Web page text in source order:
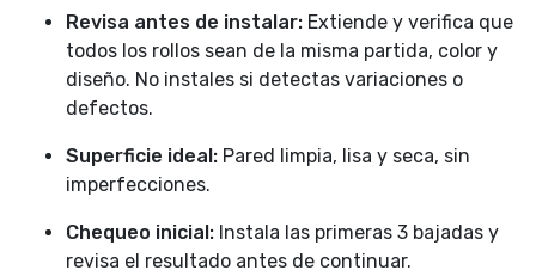
Revisa antes de instalar: Extiende y verifica que
todos los rollos sean de la misma partida, color y
diseño. No instales si detectas variaciones o
defectos.
Superficie ideal: Pared limpia, lisa y seca, sin
imperfecciones.
Chequeo inicial: Instala las primeras 3 bajadas y
revisa el resultado antes de continuar.